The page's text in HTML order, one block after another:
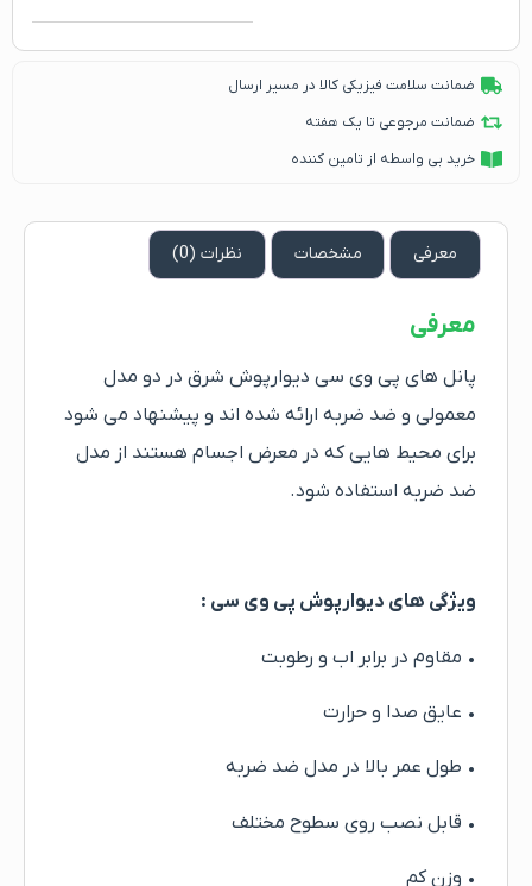
ضمانت سلامت فیزیکی کالا در مسیر ارسال
ضمانت مرجوعی تا یک هفته
خرید بی واسطه از تامین کننده
معرفی مشخصات نظرات (0)
معرفی
پانل های پی وی سی دیوارپوش شرق در دو مدل
معمولی و ضد ضربه ارائه شده اند و پیشنهاد می شود
برای محیط هایی که در معرض اجسام هستند از مدل
ضد ضربه استفاده شود.
ویژگی های دیوارپوش پی وی سی :
• مقاوم در برابر اب و رطوبت
• عایق صدا و حرارت
• طول عمر بالا در مدل ضد ضربه
• قابل نصب روی سطوح مختلف
• وزن کم